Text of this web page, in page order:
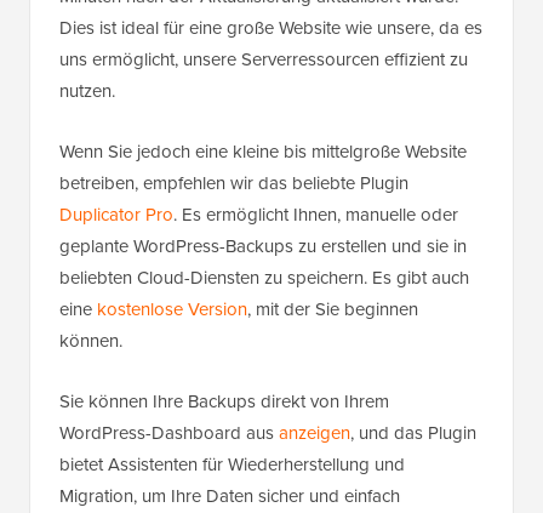
Dies ist ideal für eine große Website wie unsere, da es
uns ermöglicht, unsere Serverressourcen effizient zu
nutzen.
Wenn Sie jedoch eine kleine bis mittelgroße Website
betreiben, empfehlen wir das beliebte Plugin
Duplicator Pro. Es ermöglicht Ihnen, manuelle oder
geplante WordPress-Backups zu erstellen und sie in
beliebten Cloud-Diensten zu speichern. Es gibt auch
eine kostenlose Version, mit der Sie beginnen
können.
Sie können Ihre Backups direkt von Ihrem
WordPress-Dashboard ausanzeigen, und das Plugin
bietet Assistenten für Wiederherstellung und
Migration, um Ihre Daten sicher und einfach